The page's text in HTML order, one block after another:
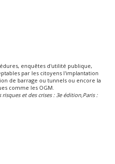
enquêtes d'utilité publique,
par les citoyens l'implantation
de barrage ou tunnels ou encore la
comme les OGM.
et des crises : 3e édition,Paris :